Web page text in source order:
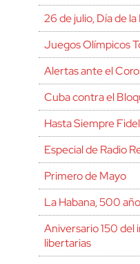
26 de julio, Día de
Juegos Olímpicos
Alertas ante el
Cuba contra el
Hasta Siempre Fidel
Especial de Radio
Primero de Mayo
La Habana, 500
Aniversario 150 del
libertarias